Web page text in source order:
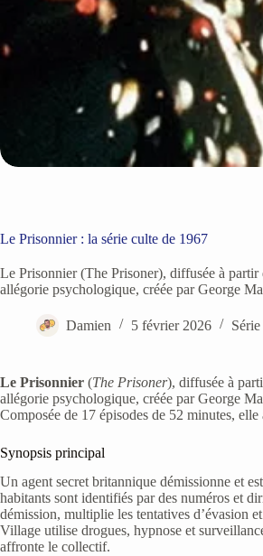
Le Prisonnier : la série culte de 1967
Le Prisonnier (The Prisoner), diffusée à
allégorie psychologique, créée par George
Damien 5 février 2026
Le Prisonnier (The Prisoner), diffusée à
allégorie psychologique, créée par George
Composée de 17 épisodes de 52 minutes,
Synopsis principal
Un agent secret britannique démissionne et
habitants sont identifiés par des numéros et
démission, multiplie les tentatives d’évasion
Village utilise drogues, hypnose et
affronte le collectif.